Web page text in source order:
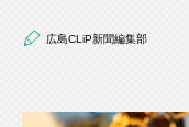
広島CLiP新聞編集部